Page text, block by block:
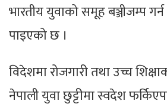
भारतीय युवाको समूह बञ्जीजम्प
पाइएको छ ।
विदेशमा रोजगारी तथा उच्च
नेपाली युवा छुट्टीमा स्वदेश